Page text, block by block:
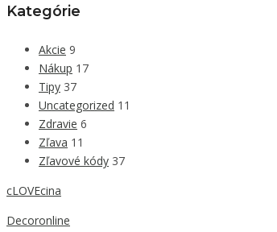
Kategórie
Akcie 9
Nákup 17
Tipy 37
Uncategorized 11
Zdravie 6
Zľava 11
Zľavové kódy 37
cLOVEcina
Decoronline